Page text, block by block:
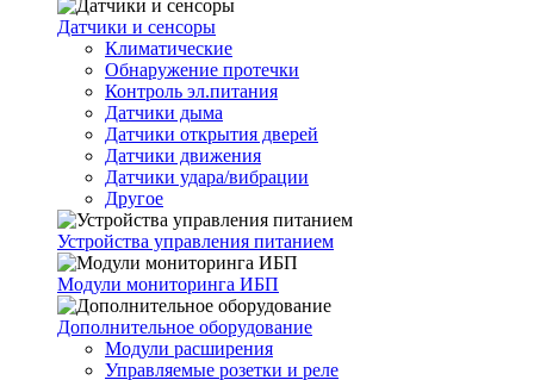
Датчики и сенсоры
Климатические
Обнаружение протечки
Контроль эл.питания
Датчики дыма
Датчики открытия дверей
Датчики движения
Датчики удара/вибрации
Другое
Устройства управления питанием
Модули мониторинга ИБП
Дополнительное оборудование
Модули расширения
Управляемые розетки и реле